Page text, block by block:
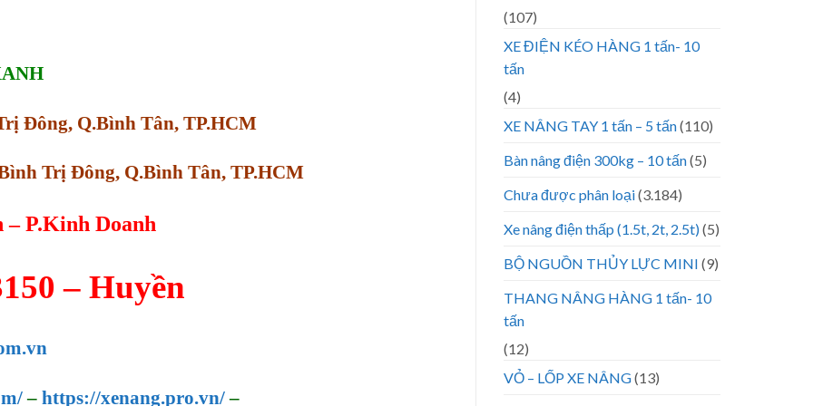
Đông, Q.Bình Tân, TP.HCM
Trị Đông, Q.Bình Tân, TP.HCM
– P.Kinh Doanh
– Huyền
– https://xenang.pro.vn/–
(107)
XE ĐIỆN KÉO HÀNG 1 tấn- 10
tấn
(4)
XE NÂNG TAY 1 tấn – 5 tấn(110)
Bàn nâng điện 300kg – 10 tấn(5)
Chưa được phân loại(3.184)
Xe nâng điện thấp (1.5t, 2t, 2.5t)(5)
BỘ NGUỒN THỦY LỰC MINI (9)
THANG NÂNG HÀNG 1 tấn- 10
tấn
(12)
VỎ – LỐP XE NÂNG(13)